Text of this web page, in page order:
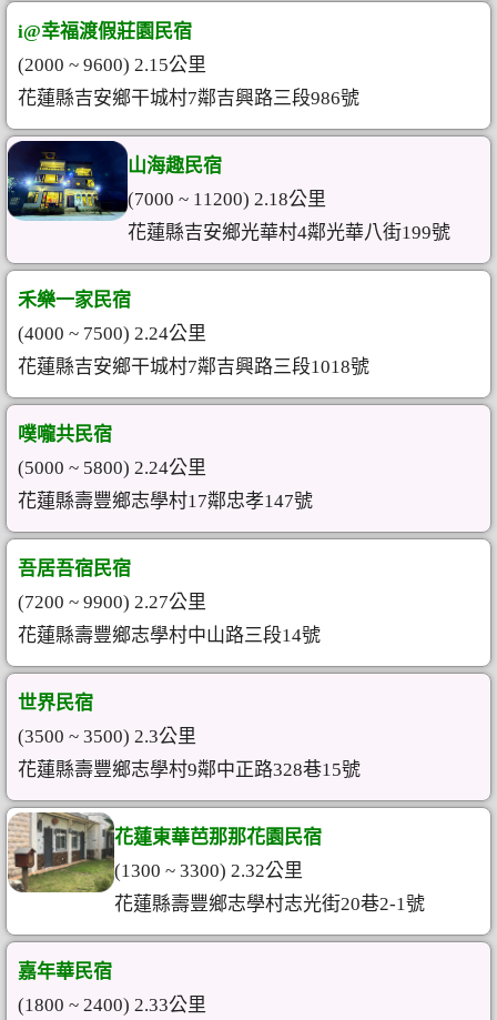
i@幸福渡假莊園民宿
(2000 ~ 9600) 2.15公里
花蓮縣吉安鄉干城村7鄰吉興路三段986號
山海趣民宿
(7000 ~ 11200) 2.18公里
花蓮縣吉安鄉光華村4鄰光華八街199號
禾樂一家民宿
(4000 ~ 7500) 2.24公里
花蓮縣吉安鄉干城村7鄰吉興路三段1018號
噗嚨共民宿
(5000 ~ 5800) 2.24公里
花蓮縣壽豐鄉志學村17鄰忠孝147號
吾居吾宿民宿
(7200 ~ 9900) 2.27公里
花蓮縣壽豐鄉志學村中山路三段14號
世界民宿
(3500 ~ 3500) 2.3公里
花蓮縣壽豐鄉志學村9鄰中正路328巷15號
花蓮東華芭那那花園民宿
(1300 ~ 3300) 2.32公里
花蓮縣壽豐鄉志學村志光街20巷2-1號
嘉年華民宿
(1800 ~ 2400) 2.33公里